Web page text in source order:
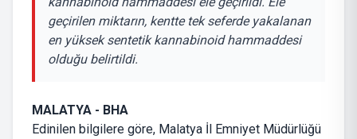
geçirilen miktarın, kentte tek seferde yakalanan
en yüksek sentetik kannabinoid hammaddesi
olduğu belirtildi.
MALATYA - BHA
Edinilen bilgilere göre, Malatya İl Emniyet Müdürlüğü